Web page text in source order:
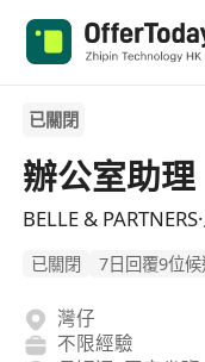
已關閉
辦公室助理
BELLE &
已關閉 7日回覆9位候
灣仔
不限經驗